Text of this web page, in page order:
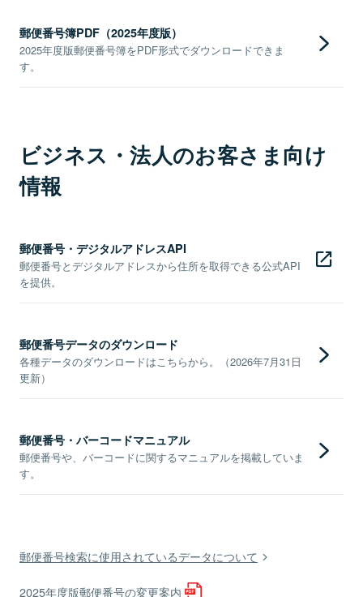
郵便番号簿PDF（2025年度版）
2025年度版郵便番号簿をPDF形式でダウンロードできま
す。
ビジネス・法人のお客さま向け
情報
郵便番号・デジタルアドレスAPI
郵便番号とデジタルアドレスから住所を取得できる公式API
を提供。
郵便番号データのダウンロード
各種データのダウンロードはこちらから。（2026年7月31日
更新）
郵便番号・バーコードマニュアル
郵便番号や、バーコードに関するマニュアルを掲載していま
す。
郵便番号検索に使用されているデータについて
2025年度版郵便番号の変更案内